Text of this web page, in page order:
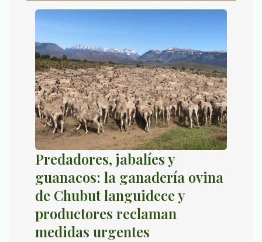
Predadores, jabalíes y
guanacos: la ganadería ovina
de Chubut languidece y
productores reclaman
medidas urgentes